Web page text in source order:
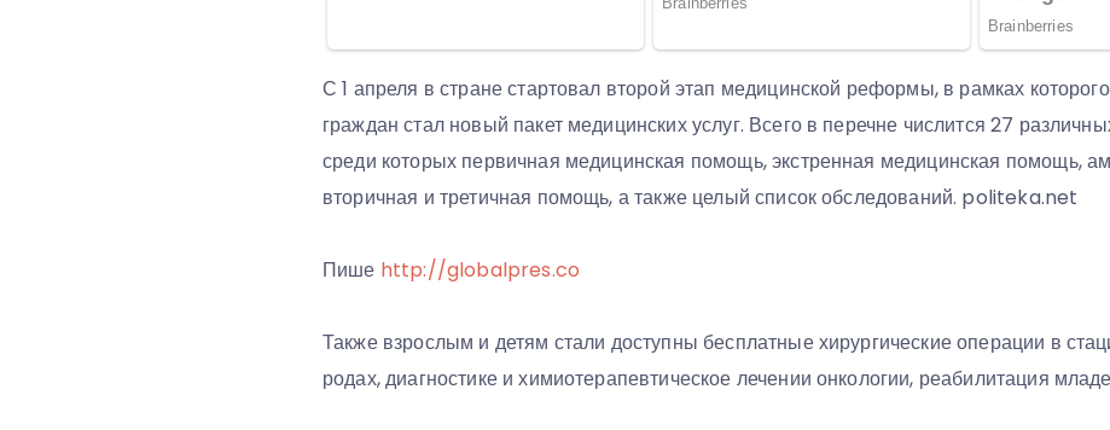
С 1 апреля в стране стартовал второй этап медицинской реформы, в рамках
граждан стал новый пакет медицинских услуг. Всего в перечне числится 27
среди которых первичная медицинская помощь, экстренная медицинская помощь,
вторичная и третичная помощь, а также целый список обследований. politeka.net
Пише http://globalpres.co
Также взрослым и детям стали доступны бесплатные хирургические операции в
родах, диагностике и химиотерапевтическое лечении онкологии, реабилитация